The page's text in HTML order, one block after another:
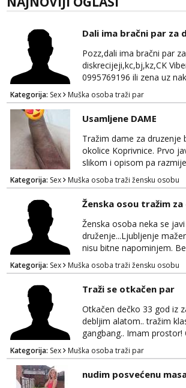
Tel:064/677-677 - Kod: #108
Zara
Čekam tvoj poziv!
Tel:064/677-677- Kod: #123
tel:0,93€ - mob:1,12€ min
Čekam tvoj poziv!
- Kod: #142
tel:0,93€ - mob:1,12€ min
Dali ima bračni par za
Pozz,dali ima bračni par
diskrecijeji,kc,bj,kz,CK
0995769196 ili zena uz
dopisivanje ne zanima me
Kategorija: Sex Muška osoba traži par
Usamljene DAME
Tražim dame za druzenje
okolice Koprivnice. Prvo
slikom i opisom pa
Muski i bonovi STOP.
Kategorija: Sex Muška osoba traži žensku osobu
Ženska osou tražim za
Ženska osoba neka se
druženje...Ljubljenje
nisu bitne napominjem.
ZAGREB-okolica. Javite se
sms 0995323582
Kategorija: Sex Muška osoba traži žensku osobu
Traži se otkačen par
Otkačen dečko 33 god iz
debljim alatom.. tražim
gangbang.. Imam prostor!
Kondomi i higijena od
Može i normalna dama/
swingati! :) 0924510862
Kategorija: Sex Muška osoba traži par
nudim posvećenu